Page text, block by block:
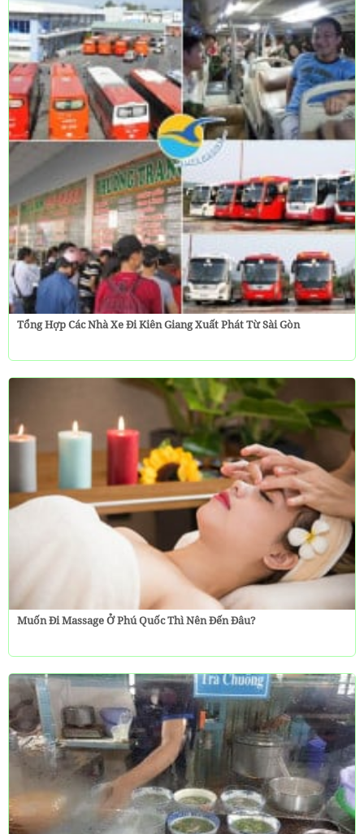
Tổng Hợp Các Nhà Xe Đi Kiên Giang Xuất Phát Từ Sài Gòn
Muốn Đi Massage Ở Phú Quốc Thì Nên Đến Đâu?